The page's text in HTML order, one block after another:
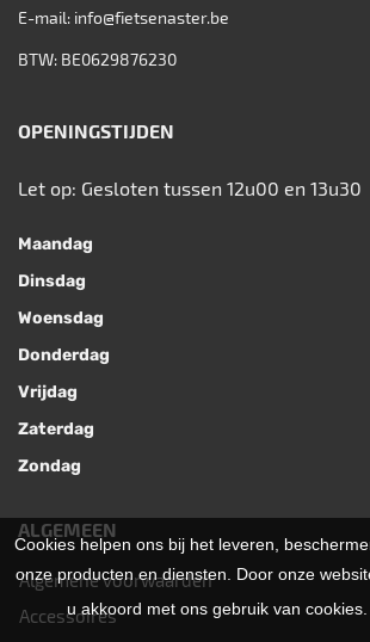
E-mail: info@fietsenaster.be
BTW: BE0629876230
OPENINGSTIJDEN
Let op: Gesloten tussen 12u00 en 13u30
Maandag
Dinsdag
Woensdag
Donderdag
Vrijdag
Zaterdag
Zondag
ALGEMEEN
Algemene voorwaarden
Accessoires
Cookies helpen ons bij het leveren,
onze producten en diensten. Door onze
u akkoord met ons gebruik van